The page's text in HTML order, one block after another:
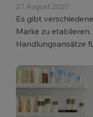
27. August 2020
Es gibt
Marke zu
Handlungsansätze